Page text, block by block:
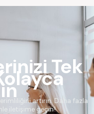
Tek
artırın. Daha fazla
iletişime geçin!